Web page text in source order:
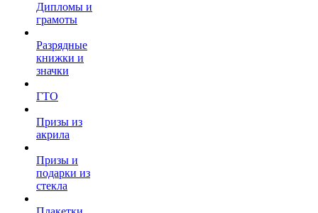
Дипломы и
грамоты
Разрядные
книжки и
значки
ГТО
Призы из
акрила
Призы и
подарки из
стекла